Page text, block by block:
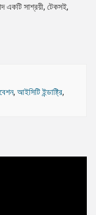
একটি সাশ্রয়ী, টেকসই,
, আইসিটি ইন্ডাষ্ট্রি,